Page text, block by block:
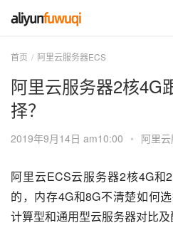
首页 阿里云服务器ECS
阿里云服务器2核4G
择？
2019年9月14日 am10:00 • 阿里
阿里云ECS云服务器2核4G和
的，内存4G和8G不清楚如何
计算型和通用型云服务器对比及